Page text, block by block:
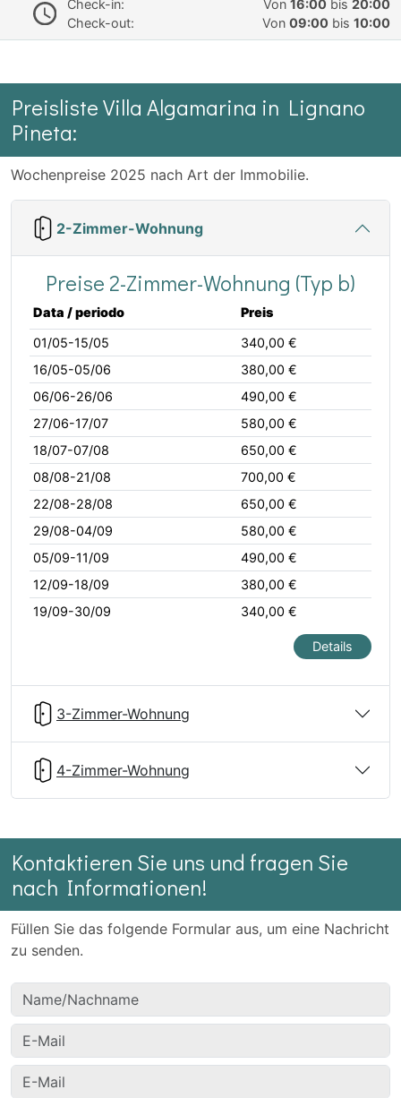
Check-in: Von 16:00 bis 20:00
Check-out:
Von 09:00 bis 10:00
Preisliste Villa Algamarina in Lignano
Pineta:
Wochenpreise 2025 nach Art der Immobilie.
2-Zimmer-Wohnung
Preise 2-Zimmer-Wohnung (Typ b)
Data / periodo
Preis
01/05-15/05
340,00 €
16/05-05/06
380,00 €
06/06-26/06
490,00 €
27/06-17/07
580,00 €
18/07-07/08
650,00 €
08/08-21/08
700,00 €
22/08-28/08
650,00 €
29/08-04/09
580,00 €
05/09-11/09
490,00 €
12/09-18/09
380,00 €
19/09-30/09
340,00 €
Details
3-Zimmer-Wohnung
4-Zimmer-Wohnung
Kontaktieren Sie uns und fragen Sie
nach Informationen!
Füllen Sie das folgende Formular aus, um eine Nachricht
zu senden.